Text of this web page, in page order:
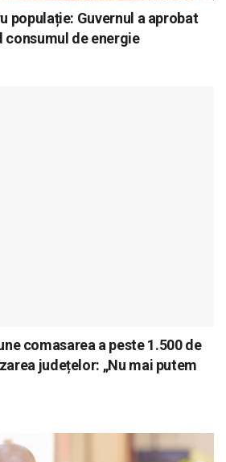
populație: Guvernul a aprobat
consumul de energie
comasarea a peste 1.500 de
județelor: „Nu mai putem